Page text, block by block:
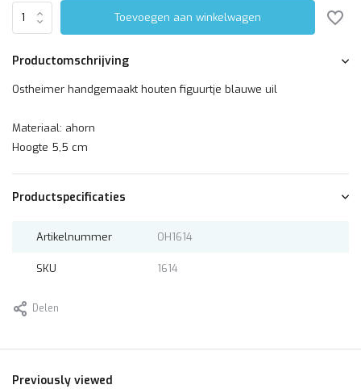
Toevoegen aan winkelwagen
Productomschrijving
Ostheimer handgemaakt houten figuurtje blauwe uil
Materiaal: ahorn
Hoogte 5,5 cm
Productspecificaties
Artikelnummer OH1614
SKU 1614
Delen
Previously viewed